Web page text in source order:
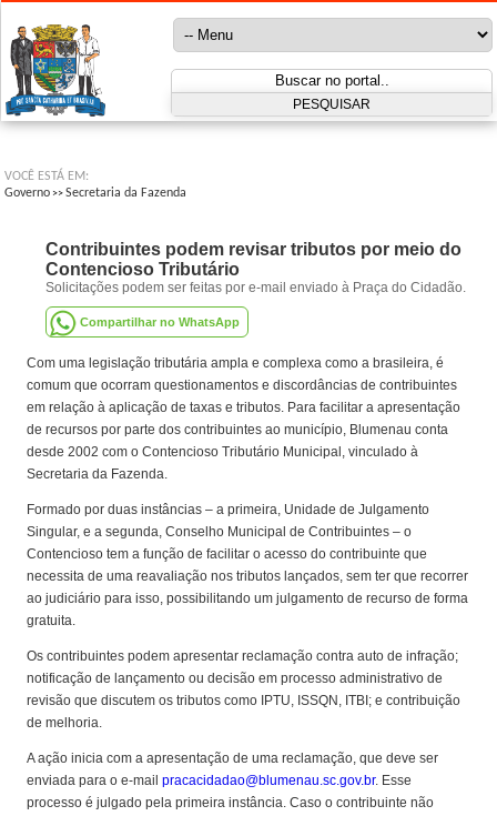
VOCÊ ESTÁ EM:
Governo >>Secretaria da Fazenda
Contribuintes podem revisar tributos por meio do
Contencioso Tributário
Solicitações podem ser feitas por e-mail enviado à Praça do Cidadão.
Compartilhar no WhatsApp
Com uma legislação tributária ampla e complexa como a brasileira, é
comum que ocorram questionamentos e discordâncias de contribuintes
em relação à aplicação de taxas e tributos. Para facilitar a apresentação
de recursos por parte dos contribuintes ao município, Blumenau conta
desde 2002 com o Contencioso Tributário Municipal, vinculado à
Secretaria da Fazenda.
Formado por duas instâncias – a primeira, Unidade de Julgamento
Singular, e a segunda, Conselho Municipal de Contribuintes – o
Contencioso tem a função de facilitar o acesso do contribuinte que
necessita de uma reavaliação nos tributos lançados, sem ter que recorrer
ao judiciário para isso, possibilitando um julgamento de recurso de forma
gratuita.
Os contribuintes podem apresentar reclamação contra auto de infração;
notificação de lançamento ou decisão em processo administrativo de
revisão que discutem os tributos como IPTU, ISSQN, ITBI; e contribuição
de melhoria.
A ação inicia com a apresentação de uma reclamação, que deve ser
enviada para o e-mailpracacidadao@blumenau.sc.gov.br. Esse
processo é julgado pela primeira instância. Caso o contribuinte não